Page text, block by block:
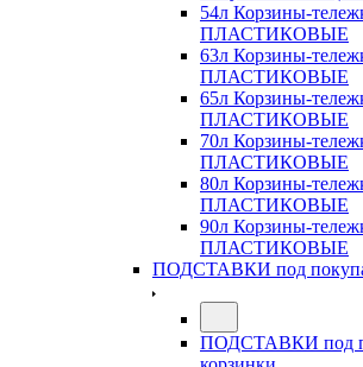
54л Корзины-
ПЛАСТИКОВЫЕ
63л Корзины-
ПЛАСТИКОВЫЕ
65л Корзины-
ПЛАСТИКОВЫЕ
70л Корзины-
ПЛАСТИКОВЫЕ
80л Корзины-
ПЛАСТИКОВЫЕ
90л Корзины-
ПЛАСТИКОВЫЕ
ПОДСТАВКИ под
ПОДСТАВКИ под